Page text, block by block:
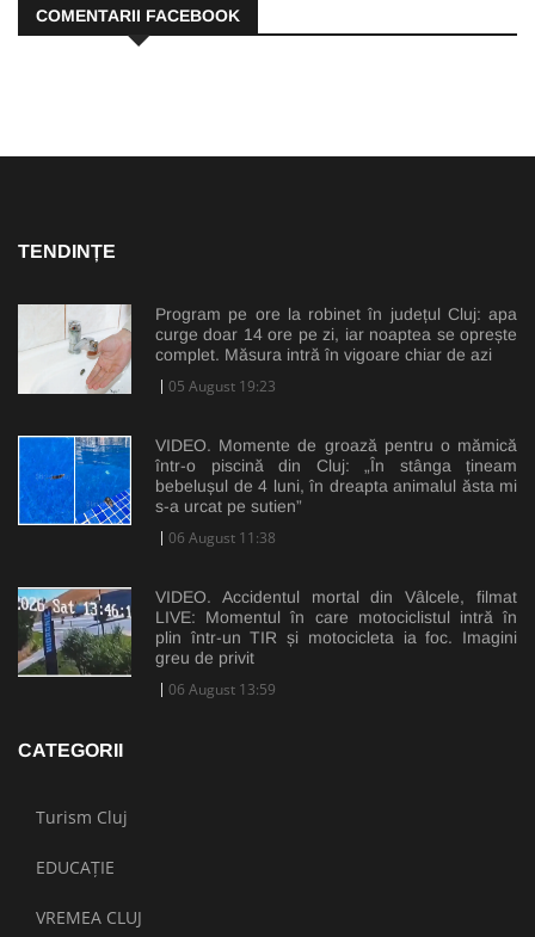
COMENTARII FACEBOOK
TENDINȚE
Program pe ore la robinet în județul Cluj: apa
curge doar 14 ore pe zi, iar noaptea se oprește
complet. Măsura intră în vigoare chiar de azi
05 August 19:23
VIDEO. Momente de groază pentru o mămică
într-o piscină din Cluj: „În stânga țineam
bebelușul de 4 luni, în dreapta animalul ăsta mi
s-a urcat pe sutien”
06 August 11:38
VIDEO. Accidentul mortal din Vâlcele, filmat
LIVE: Momentul în care motociclistul intră în
plin într-un TIR și motocicleta ia foc. Imagini
greu de privit
06 August 13:59
CATEGORII
Turism Cluj
EDUCAȚIE
VREMEA CLUJ